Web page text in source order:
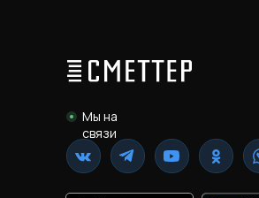
Мы на
связи